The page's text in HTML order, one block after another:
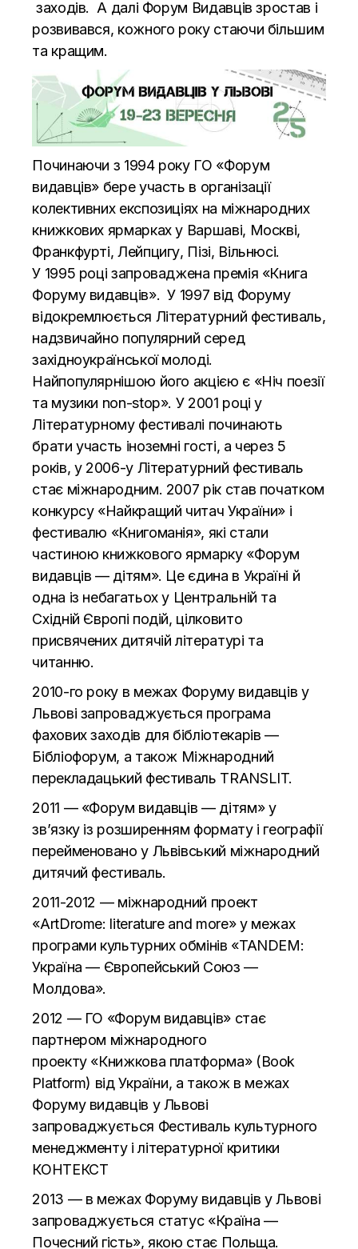
заходів. А далі Форум Видавців зростав і
розвивався, кожного року стаючи більшим
та кращим.
Починаючи з 1994 року ГО «Форум
видавців» бере участь в організації
колективних експозиціях на міжнародних
книжкових ярмарках у Варшаві, Москві,
Франкфурті, Лейпцигу, Пізі, Вільнюсі.
У 1995 році запроваджена премія «Книга
Форуму видавців». У 1997 від Форуму
відокремлюється Літературний фестиваль,
надзвичайно популярний серед
західноукраїнської молоді.
Найпопулярнішою його акцією є «Ніч поезії
та музики non-stop». У 2001 році у
Літературному фестивалі починають
брати участь іноземні гості, а через 5
років, у 2006-у Літературний фестиваль
стає міжнародним. 2007 рік став початком
конкурсу «Найкращий читач України» і
фестивалю «Книгоманія», які стали
частиною книжкового ярмарку «Форум
видавців — дітям». Це єдина в Україні й
одна із небагатьох у Центральній та
Східній Європі подій, цілковито
присвячених дитячій літературі та
читанню.
2010-го року в межах Форуму видавців у
Львові запроваджується програма
фахових заходів для бібліотекарів —
Бібліофорум, а також Міжнародний
перекладацький фестиваль TRANSLIT.
2011 — «Форум видавців — дітям» у
зв’язку із розширенням формату і географії
перейменовано у Львівський міжнародний
дитячий фестиваль.
2011-2012 — міжнародний проект
«ArtDrome: literature and more» у межах
програми культурних обмінів «TANDEM:
Україна — Європейський Союз —
Молдова».
2012 — ГО «Форум видавців» стає
партнером міжнародного
проекту «Книжкова платформа»(Book
Platform) від України, а також в межах
Форуму видавців у Львові
запроваджується Фестиваль культурного
менеджменту і літературної критики
КОНТЕКСТ
2013 — в межах Форуму видавців у Львові
запроваджується статус «Країна —
Почесний гість», якою стає Польща.